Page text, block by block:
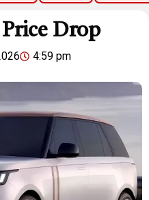
Price Drop
4:59 pm